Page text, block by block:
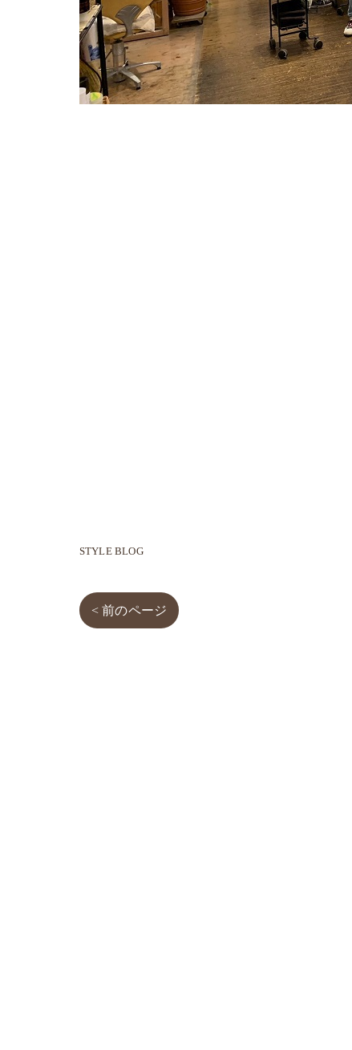
STYLE BLOG
< 前のページ